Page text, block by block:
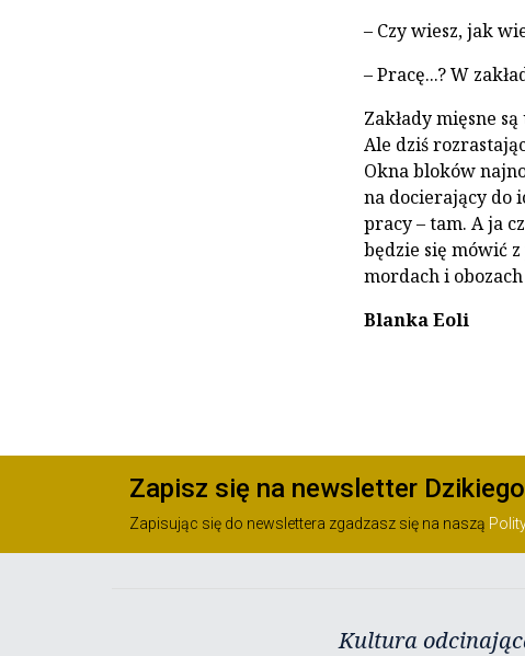
– Czy wiesz, jak
– Pracę...? W
Zakłady mięsne
Ale dziś
Okna bloków
na docierający do
pracy – tam. A ja
będzie się mówić
mordach i
Blanka Eoli
Zapisz się na newsletter
Zapisując się do newslettera zgadzasz się na naszą
Kultura